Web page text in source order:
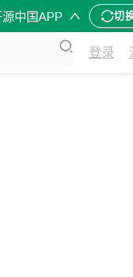
源中国APP 切
登录